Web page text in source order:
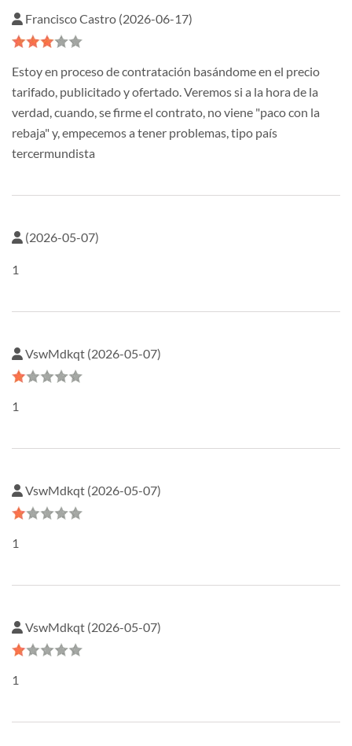
Francisco Castro (2026-06-17)
Estoy en proceso de contratación basándome en el precio
tarifado, publicitado y ofertado. Veremos si a la hora de la
verdad, cuando, se firme el contrato, no viene "paco con la
rebaja" y, empecemos a tener problemas, tipo país
tercermundista
(2026-05-07)
1
VswMdkqt (2026-05-07)
1
VswMdkqt (2026-05-07)
1
VswMdkqt (2026-05-07)
1